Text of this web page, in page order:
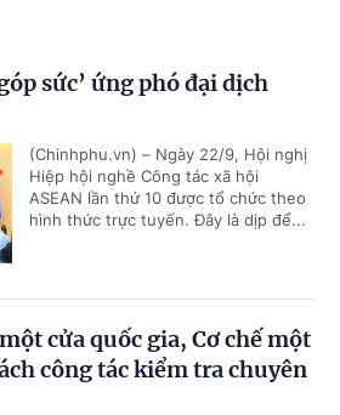
sức’ ứng phó đại dịch
(Chinhphu.vn) – Ngày 22/9, Hội nghị
Hiệp hội nghề Công tác xã hội
ASEAN lần thứ 10 được tổ chức theo
hình thức trực tuyến. Đây là dịp để...
cửa quốc gia, Cơ chế một
công tác kiểm tra chuyên